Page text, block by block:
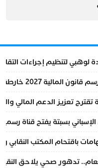
لوهبي لتنظيم إجراءات
خارطة المغرب المقبل
تقترح تعزيز الدعم المالي
بسبتة يفتح قناة
باقتحام المكتب النقابي
تدهور صحي يلاحق النقيب